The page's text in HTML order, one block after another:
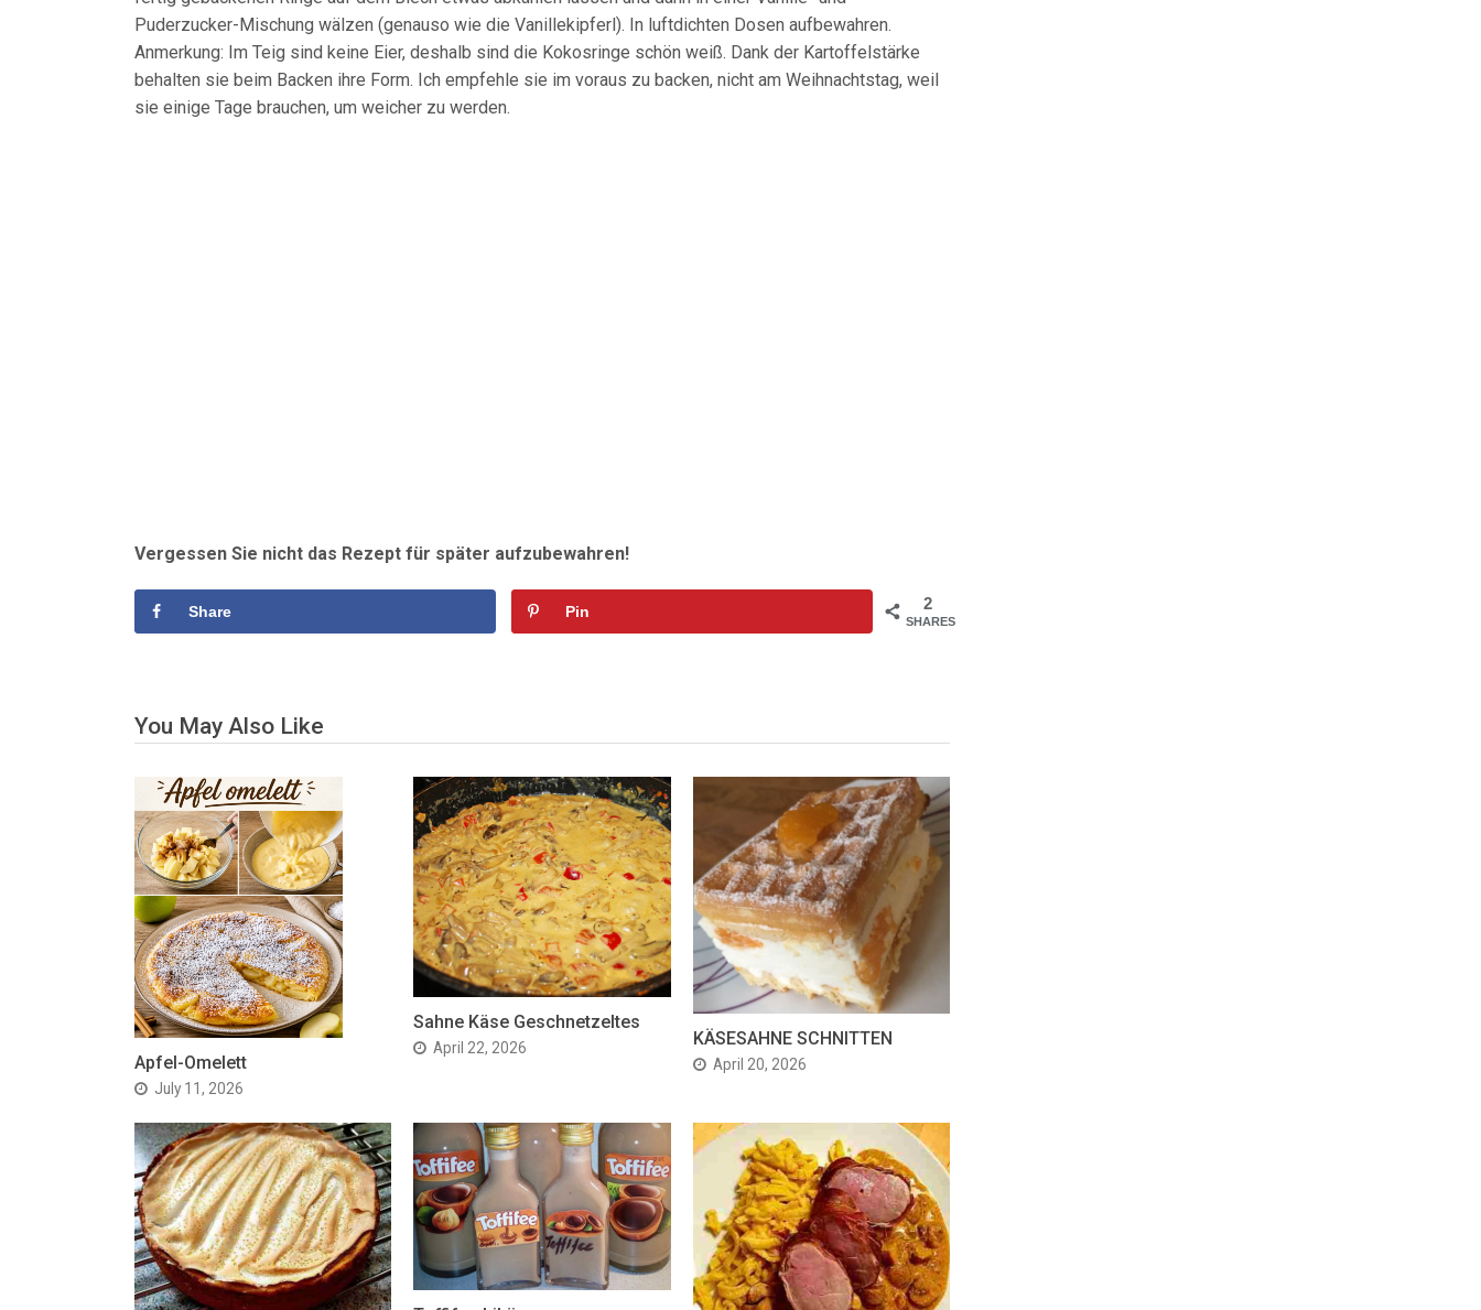
Puderzucker-Mischung wälzen (genauso wie die Vanillekipferl). In luftdichten Dosen aufbewahren.
Anmerkung: Im Teig sind keine Eier, deshalb sind die Kokosringe schön weiß. Dank der Kartoffelstärke
behalten sie beim Backen ihre Form. Ich empfehle sie im voraus zu backen, nicht am Weihnachtstag, weil
sie einige Tage brauchen, um weicher zu werden.
Vergessen Sie nicht das Rezept für später aufzubewahren!
2
SHARES
Share Pin
You May Also Like
Apfel-Omelett
July 11, 2026
Sahne Käse Geschnetzeltes
April 22, 2026 KÄSESAHNE SCHNITTEN
April 20, 2026